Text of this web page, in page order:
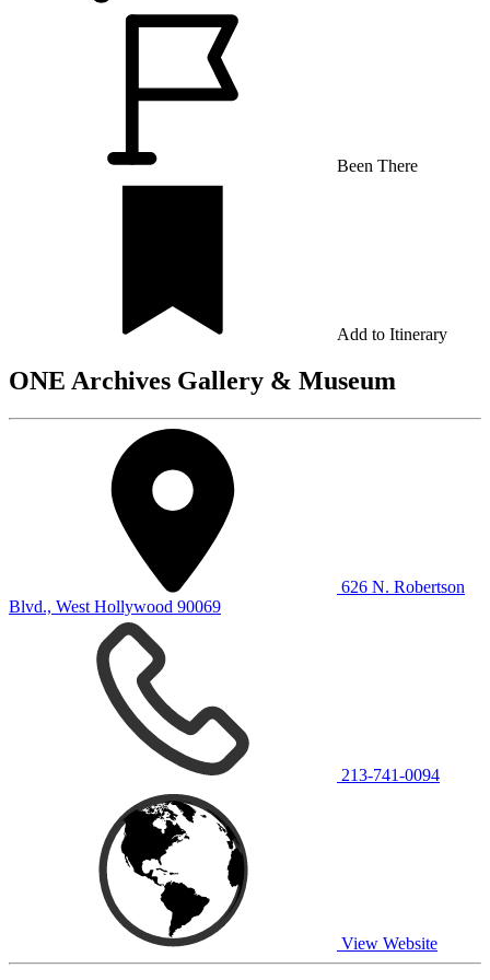
Been There
Add to Itinerary
ONE Archives Gallery & Museum
626 N. Robertson
Blvd., West Hollywood 90069
213-741-0094
View Website